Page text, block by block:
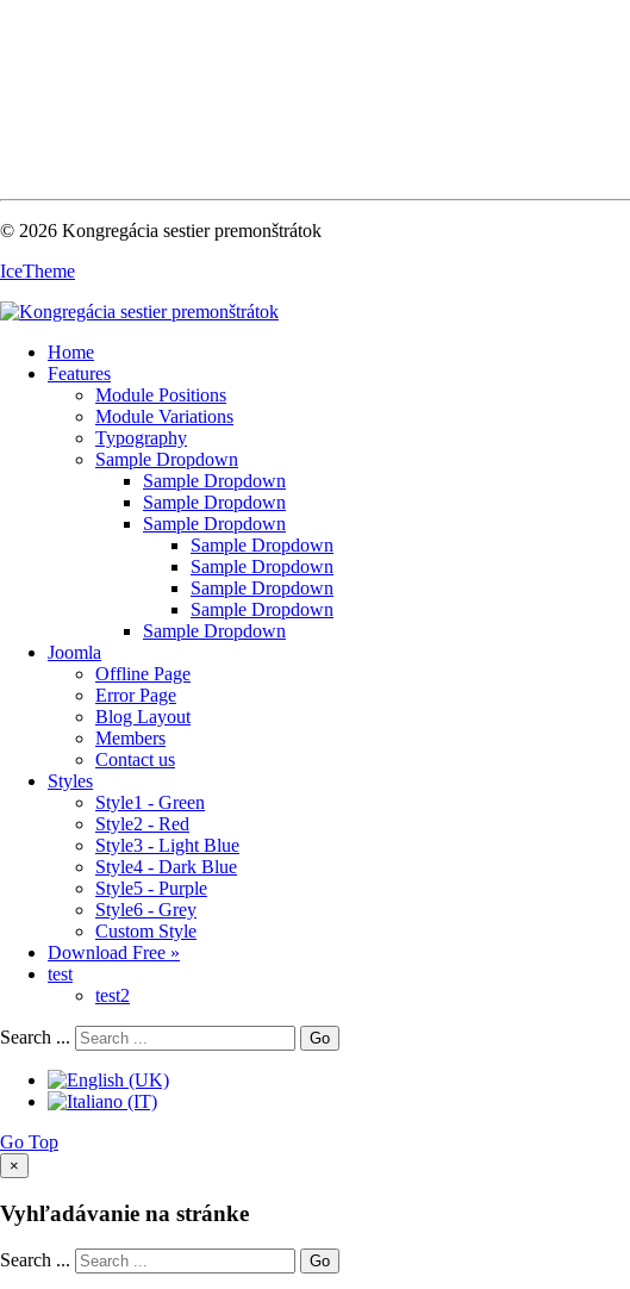
© 2026 Kongregácia sestier premonštrátok
IceTheme
Home
Features
Module Positions
Module Variations
Typography
Sample Dropdown
Sample Dropdown
Sample Dropdown
Sample Dropdown
Sample Dropdown
Sample Dropdown
Sample Dropdown
Sample Dropdown
Sample Dropdown
Joomla
Offline Page
Error Page
Blog Layout
Members
Contact us
Styles
Style1 - Green
Style2 - Red
Style3 - Light Blue
Style4 - Dark Blue
Style5 - Purple
Style6 - Grey
Custom Style
Download Free »
test
test2
Search ... Go
Go Top
×
Vyhľadávanie na stránke
Search ... Go